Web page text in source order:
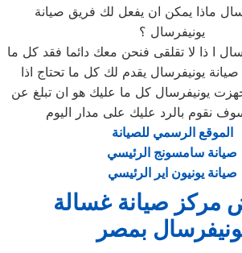
ماذا يمكن ان يفعل لك فريق صيانة
يونيفرسال ؟
ا ذا لا تقلقى فنحن معك دائما فقد كل ما
صيانة يونيفرسال يقدم لك كل ما تحتاج اذا
يونيفرسال كل ما عليك هو ان تبلغ عن
الموقع الرسمي للصيانة
صيانة سامسونج الرئيسي
صيانة يونيون اير الرئيسي
مركز صيانة غسالة
بمصر